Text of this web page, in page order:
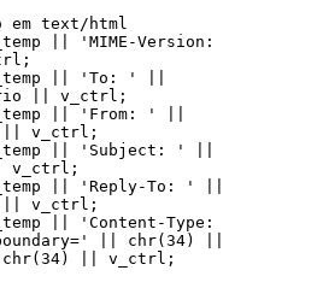
em text/html
|| 'MIME-Version:
|| 'To: ' ||
|| v_ctrl;
|| 'From: ' ||
|| v_ctrl;
|| 'Subject: ' ||
v_ctrl;
|| 'Reply-To: ' ||
|| v_ctrl;
|| 'Content-Type:
|| chr(34) ||
|| v_ctrl;